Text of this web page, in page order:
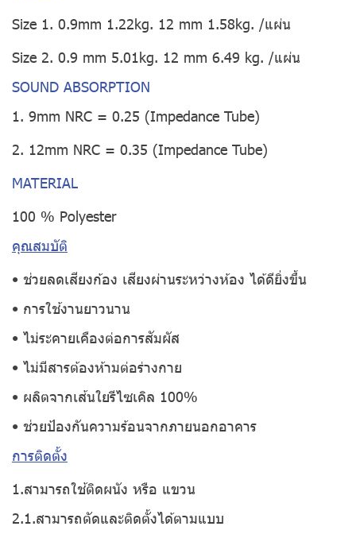
Size 1. 0.9mm 1.22kg. 12 mm 1.58kg. /แผ่น
Size 2. 0.9 mm 5.01kg. 12 mm 6.49 kg. /แผ่น
SOUND ABSORPTION
1. 9mm NRC = 0.25 (Impedance Tube)
2. 12mm NRC = 0.35 (Impedance Tube)
MATERIAL
100 % Polyester
คุณสมบัติ
• ช่วยลดเสียงก้อง เสียงผ่านระหว่างห้อง ได้ดียิ่งขึ้น
• การใช้งานยาวนาน
• ไม่ระคายเคืองต่อการสัมผัส
• ไม่มีสารต้องห้ามต่อร่างกาย
• ผลิตจากเส้นใยรีไซเคิล 100%
• ช่วยป้องกันความร้อนจากภายนอกอาคาร
การติดตั้ง
1.สามารถใช้ติดผนัง หรือ แขวน
2.1.สามารถตัดและติดตั้งได้ตามแบบ